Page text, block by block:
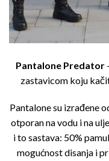
Pantalone Predator
zastavicom koju
Pantalone su izrađene
otporan na vodu i na
i to sastava: 50%
mogućnost disanja i